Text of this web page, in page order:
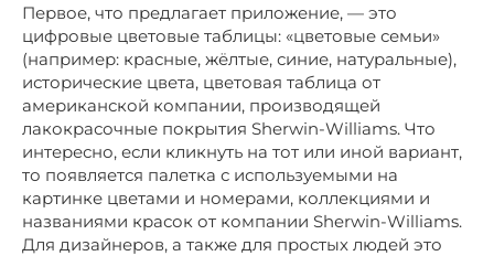
Первое, что предлагает приложение, — это
цифровые цветовые таблицы: «цветовые семьи»
(например: красные, жёлтые, синие, натуральные),
исторические цвета, цветовая таблица от
американской компании, производящей
лакокрасочные покрытия Sherwin-Williams. Что
интересно, если кликнуть на тот или иной вариант,
то появляется палетка с используемыми на
картинке цветами и номерами, коллекциями и
названиями красок от компании Sherwin-Williams.
Для дизайнеров, а также для простых людей это